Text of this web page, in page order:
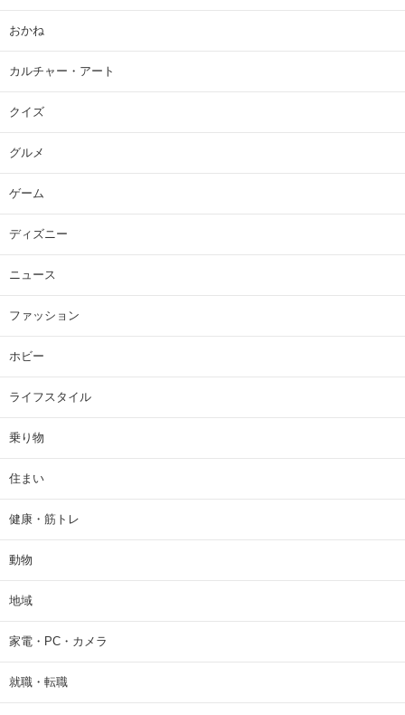
おかね
カルチャー・アート
クイズ
グルメ
ゲーム
ディズニー
ニュース
ファッション
ホビー
ライフスタイル
乗り物
住まい
健康・筋トレ
動物
地域
家電・PC・カメラ
就職・転職